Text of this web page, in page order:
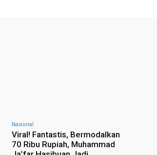
Nasional
Viral! Fantastis, Bermodalkan
70 Ribu Rupiah, Muhammad